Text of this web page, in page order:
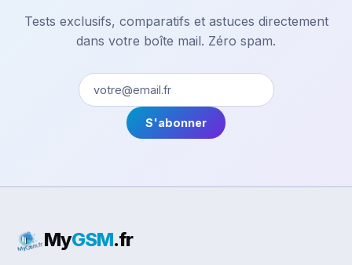
Tests exclusifs, comparatifs et astuces directement
dans votre boîte mail. Zéro spam.
S'abonner
MyGSM.fr